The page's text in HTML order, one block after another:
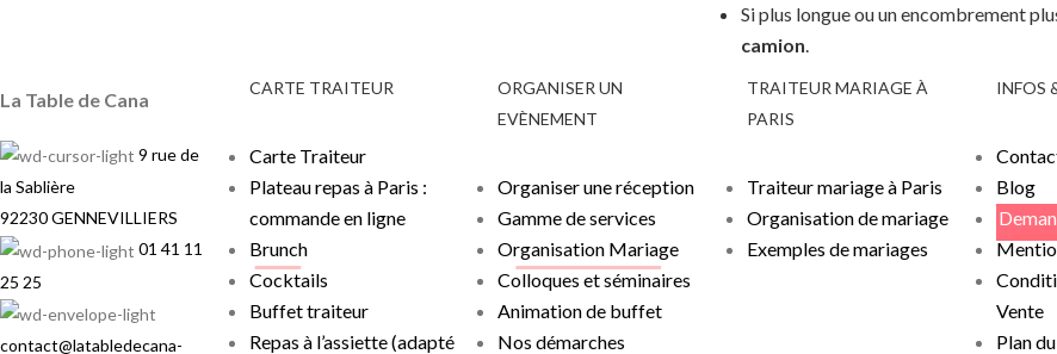
Si plus longue ou un encombrement
camion.
La Table de Cana
9 rue de
la Sablière
92230 GENNEVILLIERS
01 41 11
25 25
contact@latabledecana-
CARTE TRAITEUR
Carte Traiteur
Plateau repas à Paris :
commande en ligne
Brunch
Cocktails
Buffet traiteur
Repas à l’assiette (adapté
ORGANISER UN
EVÈNEMENT
Organiser une réception
Gamme de services
Organisation Mariage
Colloques et séminaires
Animation de buffet
Nos démarches
TRAITEUR MARIAGE À
PARIS
Traiteur mariage à Paris
Organisation de mariage
Exemples de mariages
INFOS
Blog
Vente
Plan